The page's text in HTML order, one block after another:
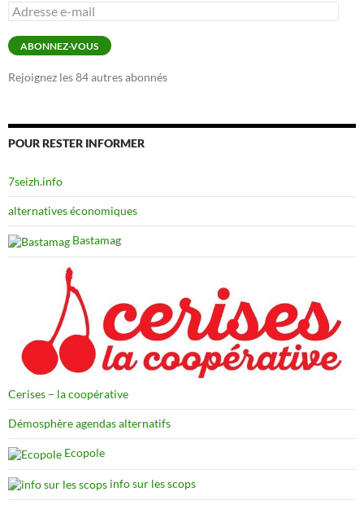
Adresse
e-
mail
ABONNEZ-VOUS
Rejoignez les 84 autres abonnés
POUR RESTER INFORMER
7seizh.info
alternatives économiques
Bastamag
Cerises – la coopérative
Démosphère agendas alternatifs
Ecopole
info sur les scops